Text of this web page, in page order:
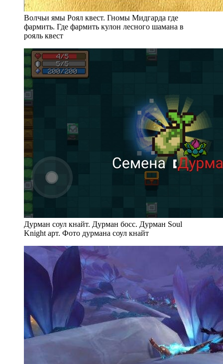
Волчьи ямы Роял квест. Гномы Мидгарда где
фармить. Где фармить кулон лесного шамана в
рояль квест
Дурман соул кнайт. Дурман босс. Дурман Soul
Knight арт. Фото дурмана соул кнайт